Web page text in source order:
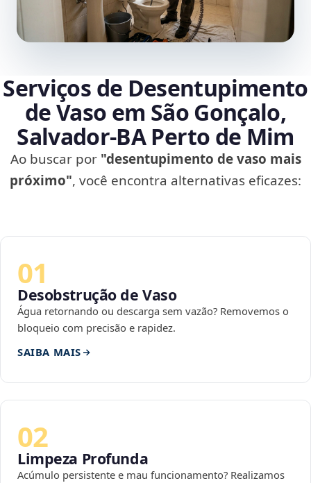
Serviços de Desentupimento
de Vaso em São Gonçalo,
Salvador‑BA Perto de Mim
Ao buscar por "desentupimento de vaso mais
próximo", você encontra alternativas eficazes:
01
Desobstrução de Vaso
Água retornando ou descarga sem vazão? Removemos o
bloqueio com precisão e rapidez.
SAIBA MAIS
02
Limpeza Profunda
Acúmulo persistente e mau funcionamento? Realizamos